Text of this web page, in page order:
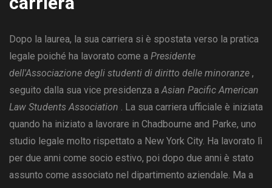
Dopo la laurea, la sua carriera si è spostata verso la pratica
legale poiché ha lavorato come a Presidente
dell'Associazione degli studenti di diritto delle minoranze ,
seguito dalla sua vice presidenza aAsian Pacific American
Law Students Association . La sua carriera ufficiale è iniziata
quando ha iniziato a lavorare in Chadbourne and Parke, uno
studio legale molto rispettato a New York City. Ha lavorato lì
per due anni come socio estivo, poi dopo due anni è stato
assunto come associato nel dipartimento aziendale. Ma a